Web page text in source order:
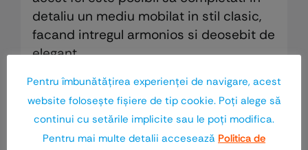
detaliu un mediu mobilat in stil clasic,
facand intregul armonios si deosebit de
elegant.
Contacteaza-ne, iar orice proiect
indraznet va deveni realitate. Echipa
Euro-Woodvine cu solutii in
intampinarea oricaror exigente.
Pentru îmbunătăţirea experienţei de navigare, acest
website foloseşte fişiere de tip cookie. Poţi alege să
continui cu setările implicite sau le poţi modifica.
Pentru mai multe detalii accesează Politica de